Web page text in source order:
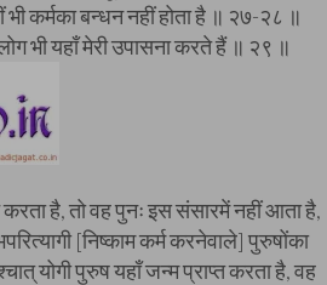
कर्मका बन्धन नहीं होता है ॥ २७-२८ ॥
भी यहाँ मेरी उपासना करते हैं ॥ २९ ॥
करता है, तो वह पुनः इस संसारमें नहीं आता है,
[निष्काम कर्म करनेवाले] पुरुषोंका
योगी पुरुष यहाँ जन्म प्राप्त करता है, वह